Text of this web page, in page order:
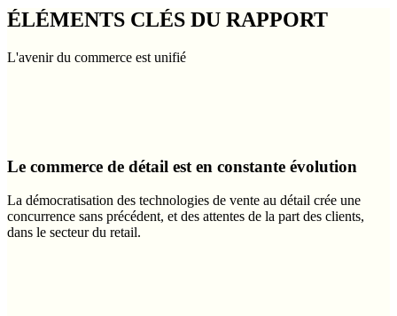
ÉLÉMENTS CLÉS DU RAPPORT
L'avenir du commerce est unifié
Le commerce de détail est en constante évolution
La démocratisation des technologies de vente au détail crée une
concurrence sans précédent, et des attentes de la part des clients,
dans le secteur du retail.